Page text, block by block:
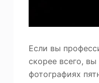
Если вы
скорее всего,
фотографиях